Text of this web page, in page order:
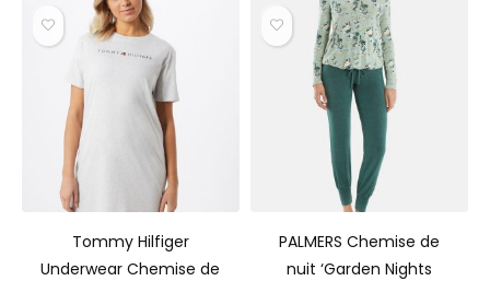
Tommy Hilfiger
Underwear Chemise de
PALMERS Chemise de
nuit ‘Garden Nights